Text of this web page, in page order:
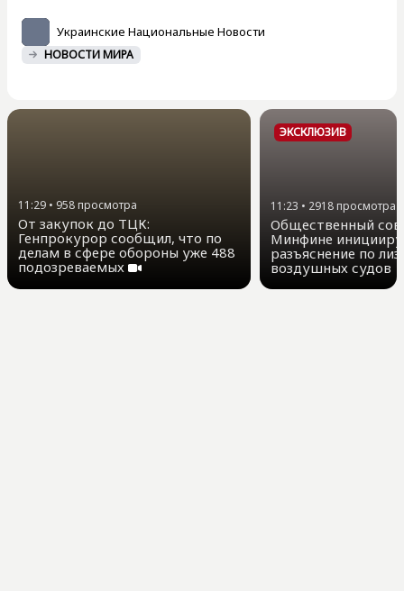
Украинские Национальные Новости
НОВОСТИ МИРА
11:29 • 958просмотра
От закупок до ТЦК:
Генпрокурор сообщил, что по
делам в сфере обороны уже 488
подозреваемых
ЭКСКЛЮЗИВ
11:23 • 2918 просмотра
Общественный
Минфине
разъяснение по
воздушных судов